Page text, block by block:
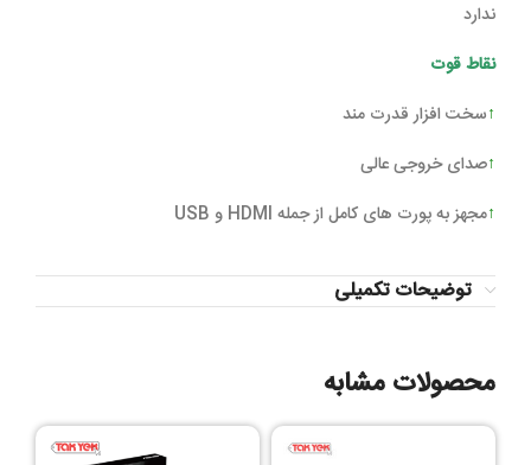
ندارد
نقاط قوت
↑سخت‌ افزار قدرت مند
↑صدای خروجی عالی
↑مجهز به پورت‌ های کامل از جمله HDMI و USB
توضیحات تکمیلی
محصولات مشابه